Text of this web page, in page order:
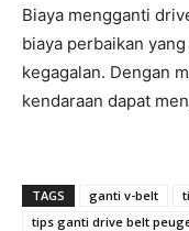
Biaya mengganti
biaya perbaikan
kegagalan. Dengan
kendaraan dapat
TAGS ganti v-belt
tips ganti drive belt